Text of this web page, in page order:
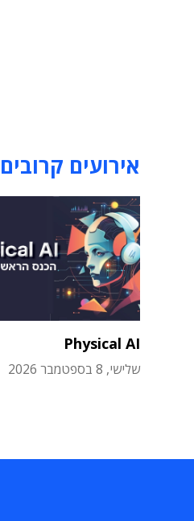
אירועים קרובים
Physical AI
שלישי, 8 בספטמבר 2026